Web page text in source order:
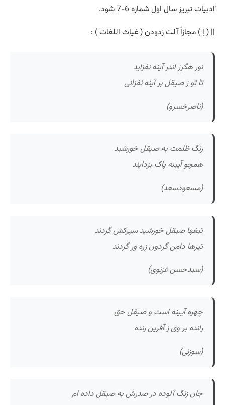
ٔادبیات تبریز سال اول شماره 6-7 شود.
|| ( اِ ) مجازاً آلت زدودن ( غیاث اللغات ) :
نور هگرز اندر آینه نفزاید
تا تو ز صیقل بر آینه نفزائی
(ناصرخسرو)
رنگ ظلمت به صیقل خورشید
همچو آیینه پاک بزدایند
(مسعودسعد)
تیغها صیقل خورشید سپرکش گردند
تیرها دامن گردون زره ور گردند
(سیدحسن غزنوی)
چهره آیینه است و صیقل حق
رانده بر وی ز آفرین رنده
(سوزنی)
جان زنگ آلوده در صدرش به صیقل داده ام